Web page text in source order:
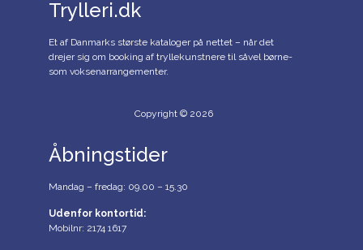
Trylleri.dk
Et af Danmarks største kataloger på nettet – når det
drejer sig om booking af tryllekunstnere til såvel børne-
som voksenarrangementer.
Copyright © 2026
Åbningstider
Mandag – fredag: 09.00 – 15.30
Udenfor kontortid:
Mobilnr: 2174 1617